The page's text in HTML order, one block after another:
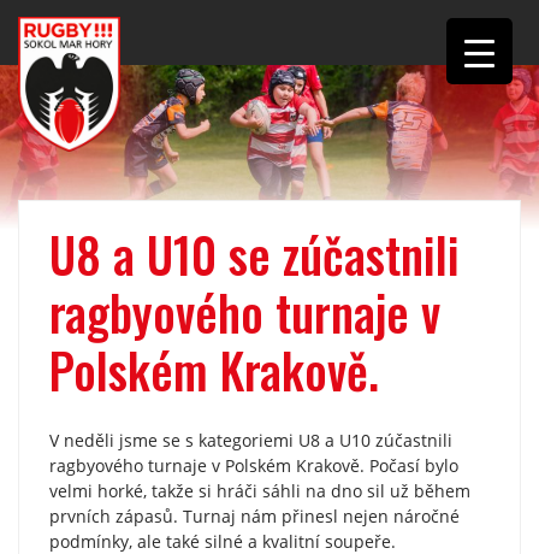
U8 a U10 se zúčastnili
ragbyového turnaje v
Polském Krakově.
V neděli jsme se s kategoriemi U8 a U10 zúčastnili
ragbyového turnaje v Polském Krakově. Počasí bylo
velmi horké, takže si hráči sáhli na dno sil už během
prvních zápasů. Turnaj nám přinesl nejen náročné
podmínky, ale také silné a kvalitní soupeře.